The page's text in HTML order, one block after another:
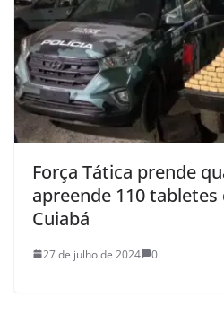
Força Tática prende
apreende 110
Cuiabá
27 de julho de 2024 0